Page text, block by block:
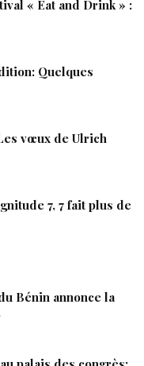
« Eat and Drink » :
Quelques
vœux de Ulrich
7, 7 fait plus de
Bénin annonce la